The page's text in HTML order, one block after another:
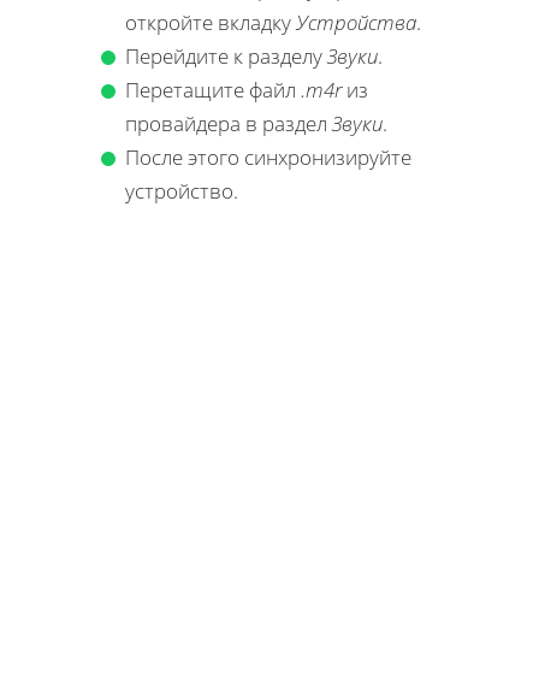
откройте вкладкуУстройства.
Перейдите к разделуЗвуки.
Перетащите файл .m4rиз
провайдера в разделЗвуки.
После этого синхронизируйте
устройство.